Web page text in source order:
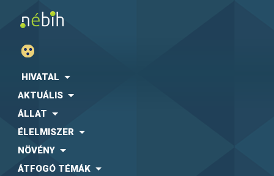
HIVATAL
AKTUÁLIS
ÁLLAT
ÉLELMISZER
NÖVÉNY
ÁTFOGÓ TÉMÁK